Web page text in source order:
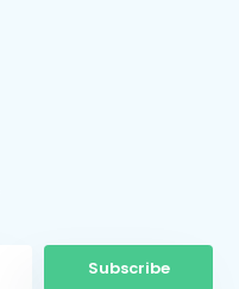
Subscribe